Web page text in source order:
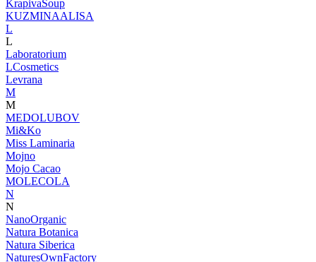
KrapivaSoup
KUZMINAALISA
L
L
Laboratorium
LCosmetics
Levrana
M
M
MEDOLUBOV
Mi&Ko
Miss Laminaria
Mojno
Mojo Cacao
MOLECOLA
N
N
NanoOrganic
Natura Botanica
Natura Siberica
NaturesOwnFactory